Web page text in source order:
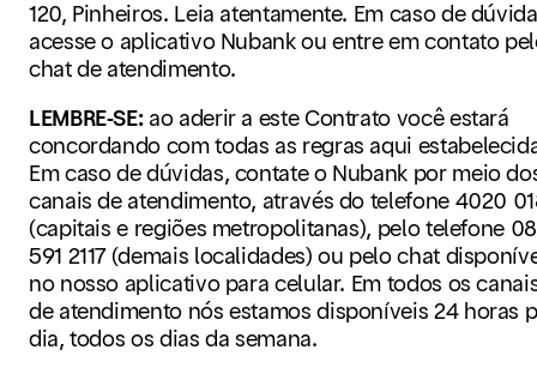
120, Pinheiros. Leia atentamente. Em caso de
acesse o aplicativo Nubank ou entre em contato
chat de atendimento.
LEMBRE-SE: ao aderir a este Contrato você estará
concordando com todas as regras aqui
Em caso de dúvidas, contate o Nubank por meio
canais de atendimento, através do telefone 4020
(capitais e regiões metropolitanas), pelo telefone
591 2117 (demais localidades) ou pelo chat
no nosso aplicativo para celular. Em todos os
de atendimento nós estamos disponíveis 24 horas
dia, todos os dias da semana.